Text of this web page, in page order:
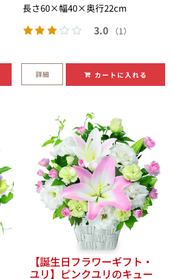
長さ60×幅40×奥行22cm
3.0 （1）
詳細 カートに入れる
【誕生日フラワーギフト・
ユリ】ピンクユリのキュー